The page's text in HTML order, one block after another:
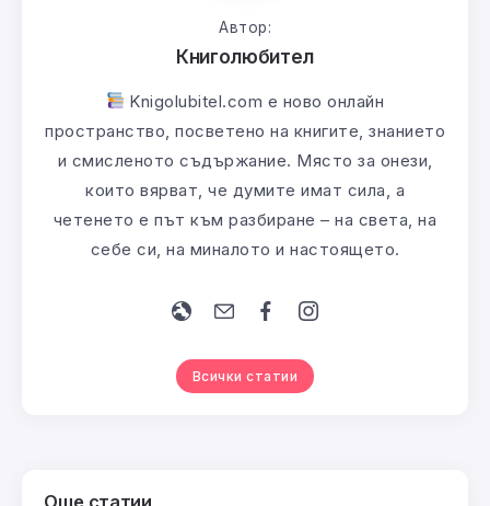
Автор:
Книголюбител
Knigolubitel.com е ново онлайн
пространство, посветено на книгите, знанието
и смисленото съдържание. Място за онези,
които вярват, че думите имат сила, а
четенето е път към разбиране – на света, на
себе си, на миналото и настоящето.
Всички статии
Още статии